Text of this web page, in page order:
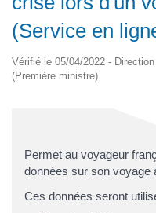
(Service en
Vérifié le 05/04/2022 -
(Première ministre)
Permet au voyageur
données sur son voyage
Ces données seront